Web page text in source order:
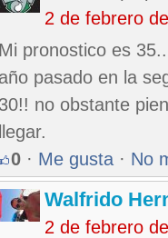
2 de febrero
Mi pronostico es
año pasado en la
30!! no obstante
llegar.
0 · Me gusta · No
Walfrido
2 de febrero